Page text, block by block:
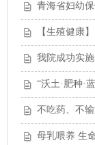
青海省妇幼
【生殖健康
我院成功实
“沃土·肥种·
不吃药、不
母乳喂养 生